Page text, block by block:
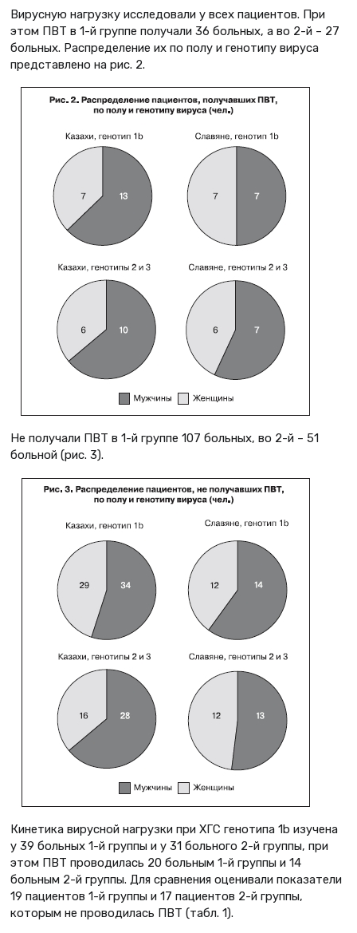
Вирусную нагрузку исследовали у всех пациентов. При
этом ПВТ в 1-й группе получали 36 больных, а во 2-й – 27
больных. Распределение их по полу и генотипу вируса
представлено на рис. 2.
Не получали ПВТ в 1-й группе 107 больных, во 2-й – 51
больной (рис. 3).
Кинетика вирусной нагрузки при ХГС генотипа 1b изучена
у 39 больных 1-й группы и у 31 больного 2-й группы, при
этом ПВТ проводилась 20 больным 1-й группы и 14
больным 2-й группы. Для сравнения оценивали показатели
19 пациентов 1-й группы и 17 пациентов 2-й группы,
которым не проводилась ПВТ (табл. 1).